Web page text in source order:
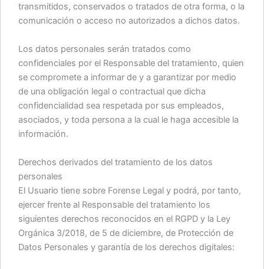
transmitidos, conservados o tratados de otra forma, o la
comunicación o acceso no autorizados a dichos datos.
Los datos personales serán tratados como
confidenciales por el Responsable del tratamiento, quien
se compromete a informar de y a garantizar por medio
de una obligación legal o contractual que dicha
confidencialidad sea respetada por sus empleados,
asociados, y toda persona a la cual le haga accesible la
información.
Derechos derivados del tratamiento de los datos
personales
El Usuario tiene sobre Forense Legal y podrá, por tanto,
ejercer frente al Responsable del tratamiento los
siguientes derechos reconocidos en el RGPD y la Ley
Orgánica 3/2018, de 5 de diciembre, de Protección de
Datos Personales y garantía de los derechos digitales: